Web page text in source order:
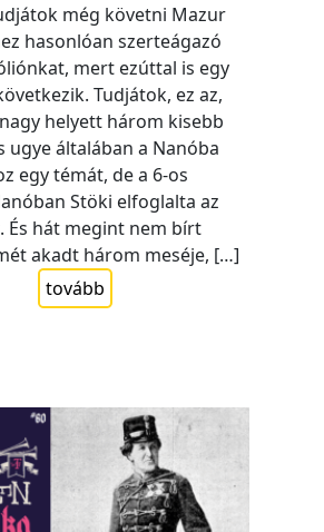
még követni Mazur
hasonlóan szerteágazó
mert ezúttal is egy
Tudjátok, ez az,
helyett három kisebb
ugye általában a Nanóba
egy témát, de a 6-os
Stöki elfoglalta az
És hát megint nem bírt
akadt három meséje, […]
tovább